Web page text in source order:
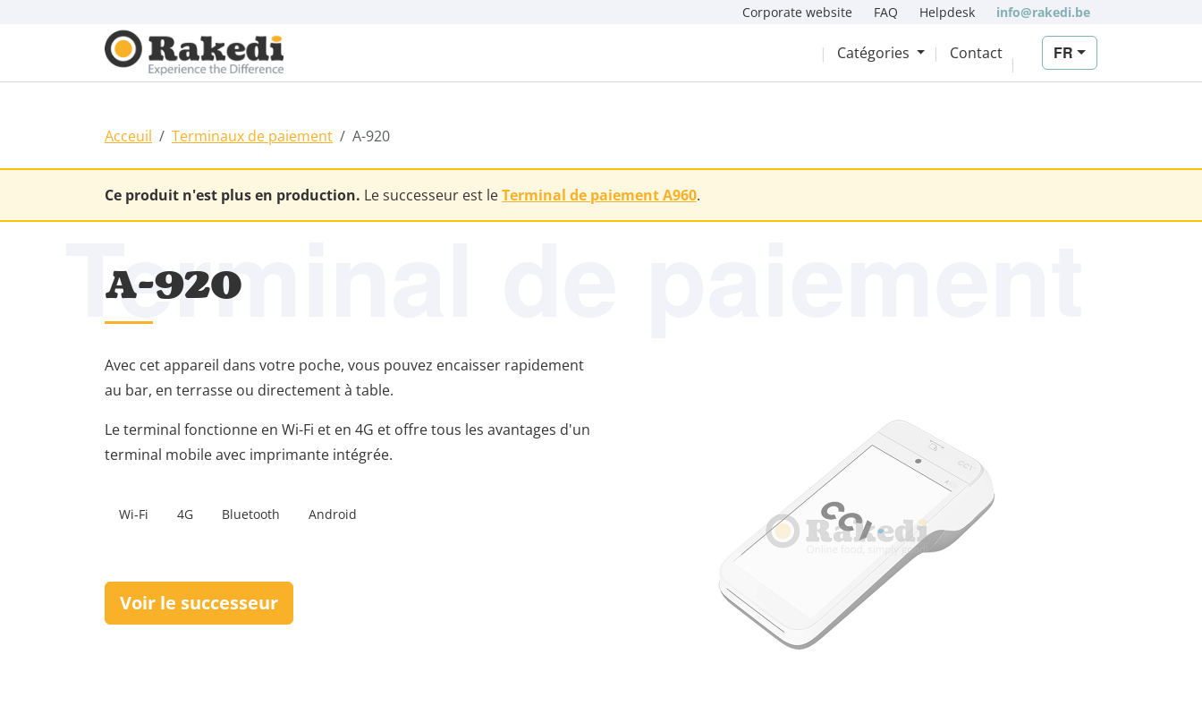
Corporate website FAQ Helpdesk info@rakedi.be
Catégories Contact FR
Acceuil Terminaux de paiement A-920
Ce produit n'est plus en production. Le successeur est leTerminal de paiement A960.
A-920
Terminal de paiement
Avec cet appareil dans votre poche, vous pouvez encaisser rapidement
au bar, en terrasse ou directement à table.
Le terminal fonctionne en Wi-Fi et en 4G et offre tous les avantages d'un
terminal mobile avec imprimante intégrée.
Wi-Fi 4G Bluetooth Android
Voir le successeur